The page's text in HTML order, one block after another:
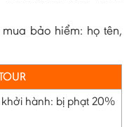
bảo hiểm: họ tên,
hành: bị phạt 20%